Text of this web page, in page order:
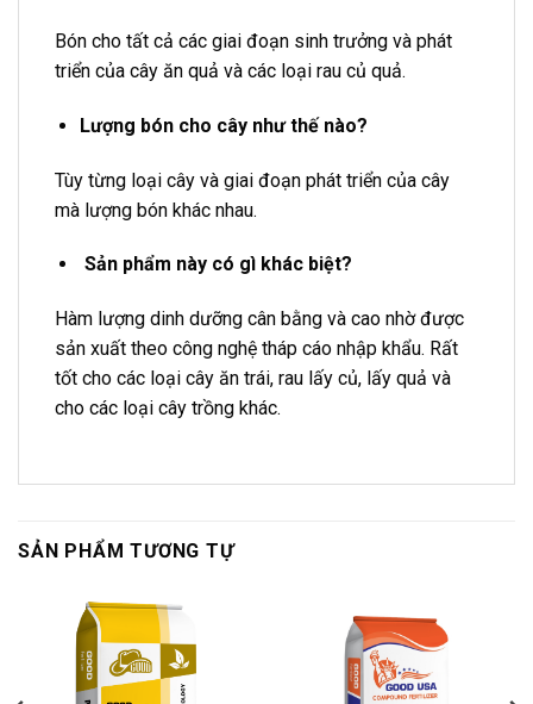
Bón cho tất cả các giai đoạn sinh trưởng và phát
triển của cây ăn quả và các loại rau củ quả.
Lượng bón cho cây như thế nào?
Tùy từng loại cây và giai đoạn phát triển của cây
mà lượng bón khác nhau.
Sản phẩm này có gì khác biệt?
Hàm lượng dinh dưỡng cân bằng và cao nhờ được
sản xuất theo công nghệ tháp cáo nhập khẩu. Rất
tốt cho các loại cây ăn trái, rau lấy củ, lấy quả và
cho các loại cây trồng khác.
SẢN PHẨM TƯƠNG TỰ